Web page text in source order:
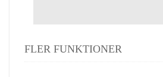
FLER FUNKTIONER